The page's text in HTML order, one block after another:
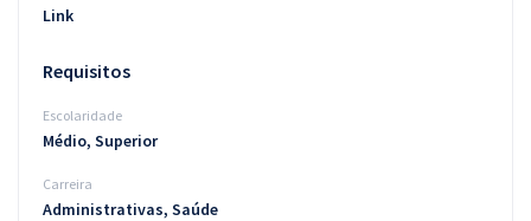
Link
Requisitos
Escolaridade
Médio, Superior
Carreira
Administrativas, Saúde